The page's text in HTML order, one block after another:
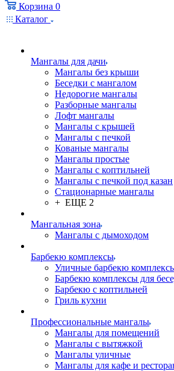
Корзина 0
Каталог
Мангалы для дачи
Мангалы без крыши
Беседки с мангалом
Недорогие мангалы
Разборные мангалы
Лофт мангалы
Мангалы с крышей
Мангалы с печкой
Кованые мангалы
Мангалы простые
Мангалы с коптильней
Мангалы с печкой под казан
Стационарные мангалы
+ ЕЩЕ 2
Мангальная зона
Мангалы с дымоходом
Барбекю комплексы
Уличные барбекю
Барбекю комплексы для
Барбекю с коптильней
Гриль кухни
Профессиональные мангалы
Мангалы для помещений
Мангалы с вытяжкой
Мангалы уличные
Мангалы для кафе и